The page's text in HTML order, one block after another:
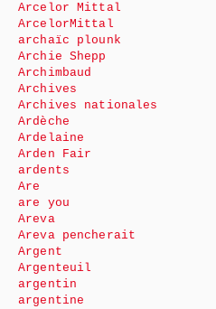
Arcelor Mittal
ArcelorMittal
archaïc plounk
Archie Shepp
Archimbaud
Archives
Archives nationales
Ardèche
Ardelaine
Arden Fair
ardents
Are
are you
Areva
Areva pencherait
Argent
Argenteuil
argentin
argentine